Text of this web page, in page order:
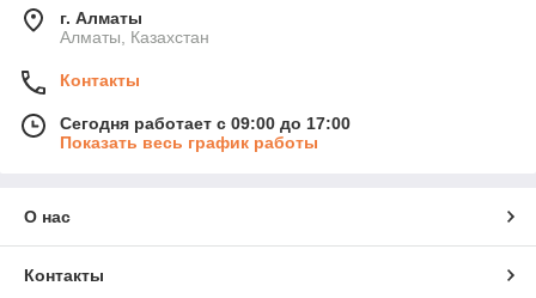
г. Алматы
Алматы, Казахстан
Контакты
Сегодня работает с 09:00 до 17:00
Показать весь график работы
О нас
Контакты